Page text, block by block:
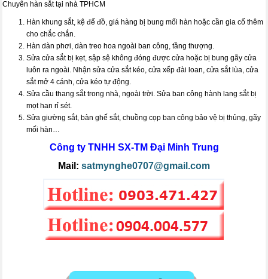
Chuyên hàn sắt tại nhà TPHCM
Hàn khung sắt, kệ để đồ, giá hàng bị bung mối hàn hoặc cần gia cố thêm
cho chắc chắn.
Hàn dàn phơi, dàn treo hoa ngoài ban công, tầng thượng.
Sửa cửa sắt bị kẹt, sập sệ không đóng được cửa hoặc bị bung gãy cửa
luôn ra ngoài. Nhận sửa cửa sắt kéo, cửa xếp đài loan, cửa sắt lùa, cửa
sắt mở 4 cánh, cửa kéo tự động.
Sửa cầu thang sắt trong nhà, ngoài trời. Sửa ban công hành lang sắt bị
mọt han rỉ sét.
Sửa giường sắt, bàn ghế sắt, chuồng cọp ban công bảo vệ bị thủng, gãy
mối hàn…
Công ty TNHH SX-TM Đại Minh Trung
Mail: satmynghe0707@gmail.com